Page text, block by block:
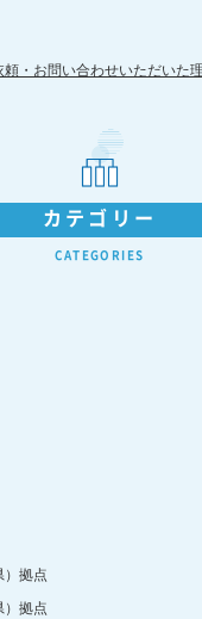
・お問い合わせいただいた
カテゴリー
CATEGORIES
）拠点
）拠点